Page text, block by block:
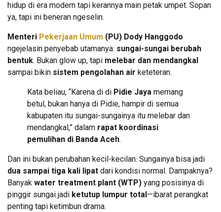
hidup di era modern tapi kerannya main petak umpet. Sopan
ya, tapi ini beneran ngeselin.
Menteri Pekerjaan Umum (PU) Dody Hanggodo
ngejelasin penyebab utamanya: sungai-sungai berubah
bentuk. Bukan glow up, tapi melebar dan mendangkal
sampai bikin sistem pengolahan air keteteran.
Kata beliau, “Karena di di Pidie Jaya memang
betul, bukan hanya di Pidie, hampir di semua
kabupaten itu sungai-sungainya itu melebar dan
mendangkal,” dalam rapat koordinasi
pemulihan di Banda Aceh.
Dan ini bukan perubahan kecil-kecilan. Sungainya bisa jadi
dua sampai tiga kali lipat dari kondisi normal. Dampaknya?
Banyak water treatment plant (WTP) yang posisinya di
pinggir sungai jadi ketutup lumpur total—ibarat perangkat
penting tapi ketimbun drama.